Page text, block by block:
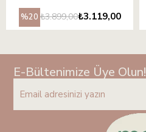
₺3.119,00
₺3.899,00
%20
E-Bültenimize Üye Olun!